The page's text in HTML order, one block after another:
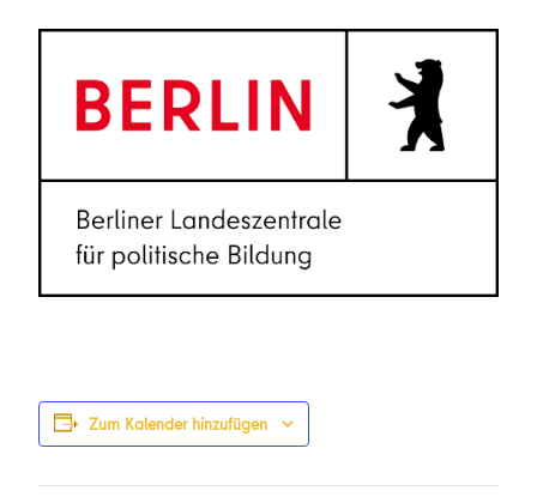
Zum Kalender hinzufügen